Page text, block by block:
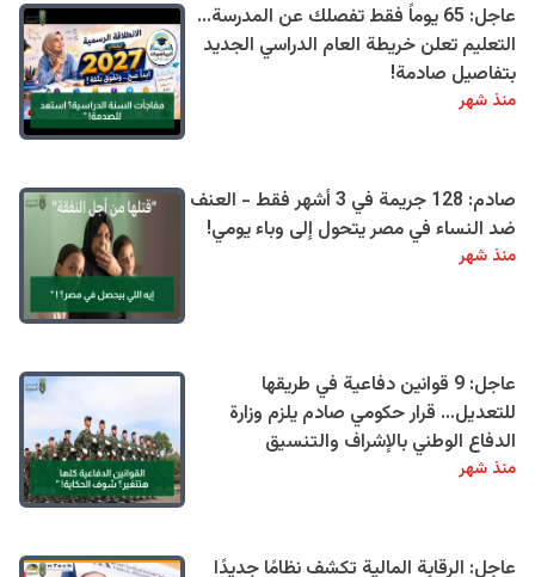
عاجل: 65 يوماً فقط تفصلك عن المدرسة...
التعليم تعلن خريطة العام الدراسي الجديد
بتفاصيل صادمة!
منذ شهر
صادم: 128 جريمة في 3 أشهر فقط - العنف
ضد النساء في مصر يتحول إلى وباء يومي!
منذ شهر
عاجل: 9 قوانين دفاعية في طريقها
للتعديل… قرار حكومي صادم يلزم وزارة
الدفاع الوطني بالإشراف والتنسيق
منذ شهر
عاجل: الرقابة المالية تكشف نظامًا جديدًا